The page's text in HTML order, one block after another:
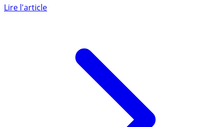
ce matin sur BFM, que les meublés touristiques